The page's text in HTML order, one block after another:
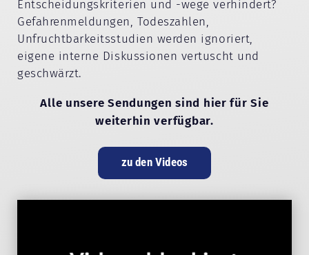
Entscheidungskriterien und -wege verhindert?
Gefahrenmeldungen, Todeszahlen,
Unfruchtbarkeitsstudien werden ignoriert,
eigene interne Diskussionen vertuscht und
geschwärzt.
Alle unsere Sendungen sind hier für Sie
weiterhin verfügbar.
zu den Videos